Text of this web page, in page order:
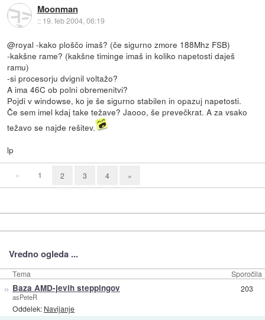
Moonman
:: 19. feb 2004, 06:19
@royal -kako ploščo imaš? (če sigurno zmore 188Mhz FSB)
-kakšne rame? (kakšne timinge imaš in koliko napetosti daješ
ramu)
-si procesorju dvignil voltažo?
A ima 46C ob polni obremenitvi?
Pojdi v windowse, ko je še sigurno stabilen in opazuj napetosti.
Če sem imel kdaj take težave? Jaooo, še prevečkrat. A za vsako
težavo se najde rešitev.
lp
« 1 2 3 4 »
Vredno ogleda ...
Tema Sporočila
» Baza AMD-jevih steppingov
asPeteR
Oddelek: Navijanje
203